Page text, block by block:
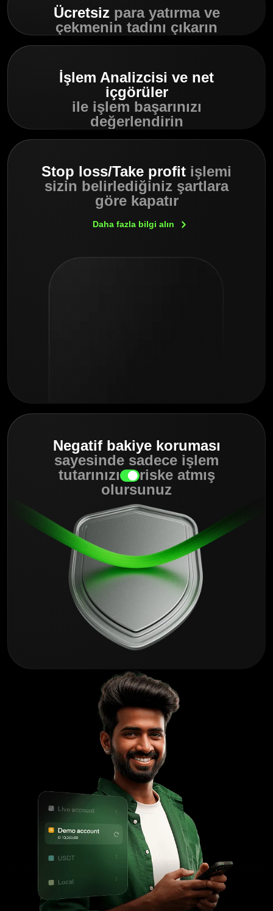
Ücretsizpara yatırma ve
çekmenin tadını çıkarın
İşlem Analizcisi ve net
içgörüler
ile işlem başarınızı
değerlendirin
Stop loss/Take profit işlemi
sizin belirlediğiniz şartlara
göre kapatır
Daha fazla bilgi alın
Negatif bakiye koruması
sayesinde sadece işlem
tutarınızı
riske atmış
olursunuz